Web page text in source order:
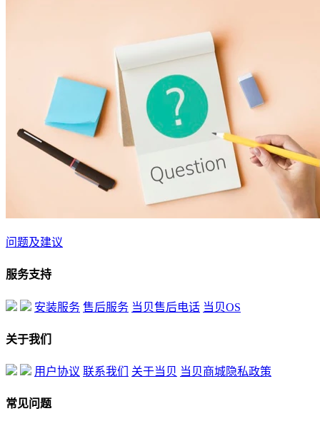
问题及建议
服务支持
安装服务 售后服务 当贝售后电话 当贝OS
关于我们
用户协议 联系我们 关于当贝 当贝商城隐私政策
常见问题